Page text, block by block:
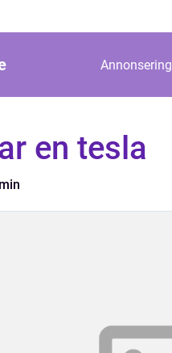
Annonsering
en tesla